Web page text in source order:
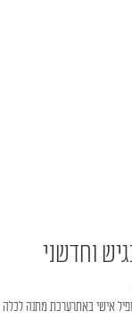
וחדשני
אישי באתרערכת מתנה לכלה